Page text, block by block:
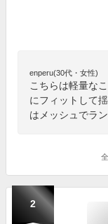
enperu(30代・女性)
こちらは軽量な
にフィットして
はメッシュでラ
2